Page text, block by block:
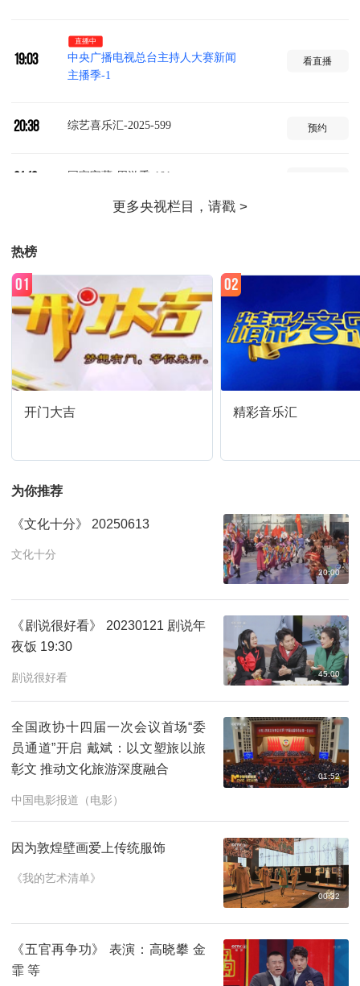
19:03
直播中
中央广播电视总台主持人大赛新闻
主播季-1
看直播
20:38 综艺喜乐汇-2025-599 预约
国家宝藏-周游季-101
21:44 远山之约（蜀山篇）-3
文化十分-2026-159 预约
00:03
01:19
非常6+1-2025-26多彩少年暑期集锦
预约
01:53 综艺喜乐汇-2026-1038 闪耀动起来
02:00 预约
03:27 开门大吉-2026-31 预约
热榜
开门大吉
01
精彩音乐汇
02
为你推荐
《文化十分》 20250613
文化十分
20:00
《剧说很好看》 20230121 剧说年
夜饭 19:30
剧说很好看 45:00
全国政协十四届一次会议首场“委
员通道”开启 戴斌：以文塑旅以旅
彰文 推动文化旅游深度融合
中国电影报道（电影）
01:52
因为敦煌壁画爱上传统服饰
《我的艺术清单》
00:32
《五官再争功》 表演：高晓攀 金
霏 等